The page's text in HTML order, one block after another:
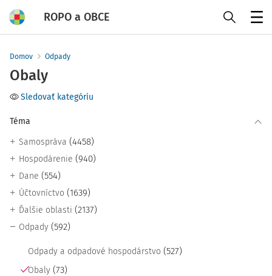
ROPO a OBCE
Domov Odpady
Obaly
Sledovať kategóriu
Téma
Samospráva (4458)
Hospodárenie (940)
Dane (554)
Účtovníctvo (1639)
Ďalšie oblasti (2137)
Odpady (592)
Odpady a odpadové hospodárstvo (527)
Obaly (73)